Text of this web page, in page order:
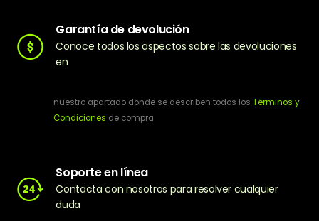
Garantía de devolución
Conoce todos los aspectos sobre las devoluciones
en
nuestro apartado donde se describen todos los Términos y
Condiciones de compra
Soporte en línea
Contacta con nosotros para resolver cualquier
duda